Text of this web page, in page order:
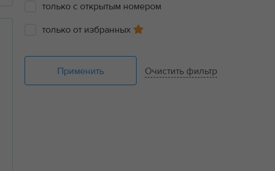
только с открытым номером
только от избранных
Применить Очистить фильтр